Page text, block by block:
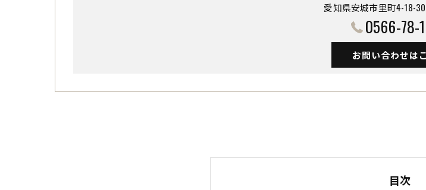
愛知県安城市里町4-18-
0566-78-
お問い合わせは
目次